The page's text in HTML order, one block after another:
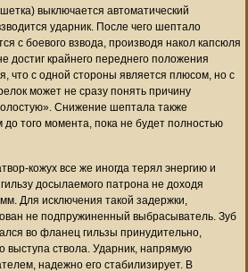
выключается автоматический
ударник. После чего шептало
с боевого взвода, производя накол капсюля
достиг крайнего переднего положения
что с одной стороны является плюсом, но с
может не сразу понять причину
Снижение шептала также
того момента, пока не будет полностью
кожух все же иногда терял энергию и
досылаемого патрона не доходя
Для исключения такой задержки,
не подпружиненный выбрасыватель. Зуб
во фланец гильзы принудительно,
выступа ствола. Ударник, напрямую
надежно его стабилизирует. В